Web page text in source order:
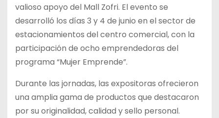
valioso apoyo del Mall Zofri. El evento se
desarrolló los días 3 y 4 de junio en el sector de
estacionamientos del centro comercial, con la
participación de ocho emprendedoras del
programa “Mujer Emprende”.
Durante las jornadas, las expositoras ofrecieron
una amplia gama de productos que destacaron
por su originalidad, calidad y sello personal.